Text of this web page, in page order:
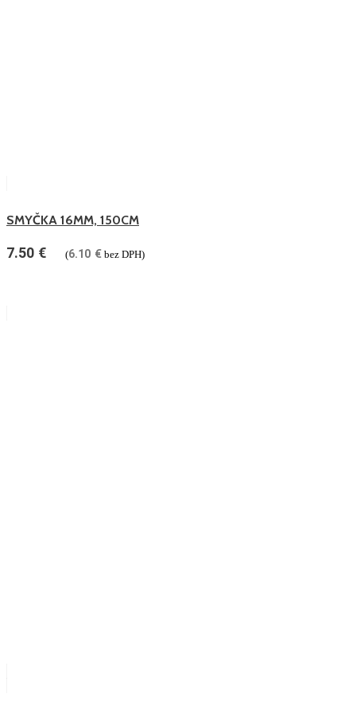
SMYČKA 16MM, 150CM
7.50 € (6.10 € bez DPH)